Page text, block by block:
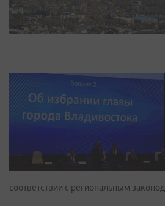
соответствии с региональным